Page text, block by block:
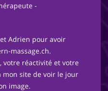
-
Adrien pour avoir
massage.ch.
votre réactivité et votre
mon site de voir le jour
image.